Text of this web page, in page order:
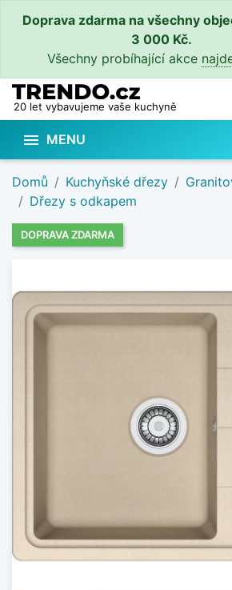
Doprava zdarma na všechny
3 000 Kč.
Všechny probíhající akce
20 let vybavujeme vaše kuchyně
 MENU
Domů Kuchyňské dřezy
Dřezy s odkapem
DOPRAVA ZDARMA